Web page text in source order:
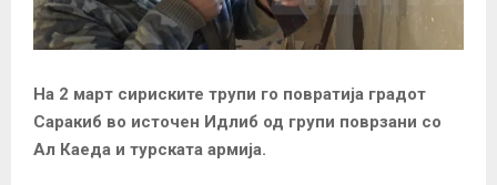
На 2 март сириските трупи го повратија градот
Саракиб во источен Идлиб од групи поврзани со
Ал Каеда и турската армија.